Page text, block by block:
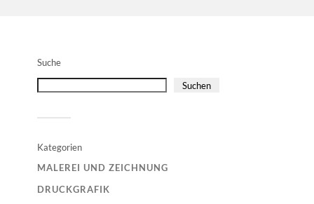
Suche
Suchen
Kategorien
MALEREI UND ZEICHNUNG
DRUCKGRAFIK